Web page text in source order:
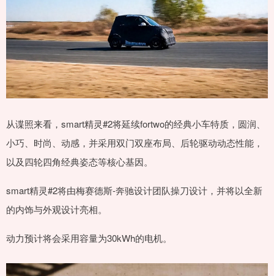
从谍照来看，smart精灵#2将延续fortwo的经典小车特质，圆润、
小巧、时尚、动感，并采用双门双座布局、后轮驱动动态性能，
以及四轮四角经典姿态等核心基因。
smart精灵#2将由梅赛德斯-奔驰设计团队操刀设计，并将以全新
的内饰与外观设计亮相。
动力预计将会采用容量为30kWh的电机。